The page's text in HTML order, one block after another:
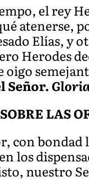
el rey
atenerse,
Elías, y
Herodes
oigo
Señor.
LAS
con bondad
los
nuestro